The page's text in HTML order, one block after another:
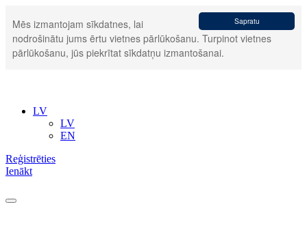
Sapratu
Mēs izmantojam sīkdatnes, lai
nodrošinātu jums ērtu vietnes pārlūkošanu. Turpinot vietnes
pārlūkošanu, jūs piekrītat sīkdatņu izmantošanai.
LV
LV
EN
Reģistrēties
Ienākt